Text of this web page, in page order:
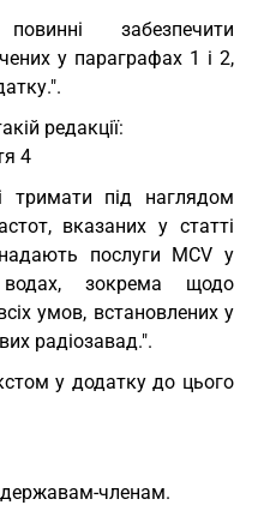
забезпечити
у параграфах 1 і 2,
редакції:
4
тримати під наглядом
вказаних у статті
послуги MCV у
водах, зокрема щодо
умов, встановлених у
радіозавад.".
у додатку до цього
членам.